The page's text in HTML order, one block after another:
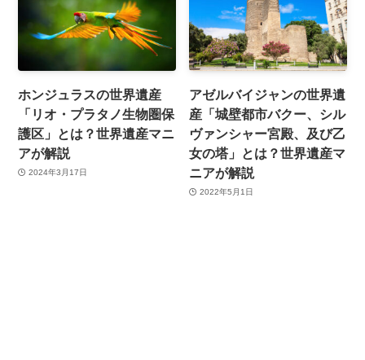
ホンジュラスの世界遺産
「リオ・プラタノ生物圏保
護区」とは？世界遺産マニ
アが解説
2024年3月17日
アゼルバイジャンの世界遺
産「城壁都市バクー、シル
ヴァンシャー宮殿、及び乙
女の塔」とは？世界遺産マ
ニアが解説
2022年5月1日